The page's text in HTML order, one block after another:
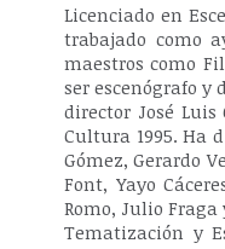
Licenciado en
trabajado como
maestros como
ser escenógrafo
director José
Cultura 1995. Ha
Gómez, Gerardo
Font, Yayo
Romo, Julio
Tematización y